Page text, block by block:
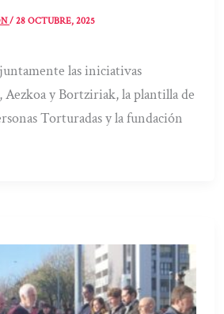
/28 OCTUBRE, 2025
las iniciativas
Aezkoa y Bortziriak, la plantilla de
Torturadas y la fundación